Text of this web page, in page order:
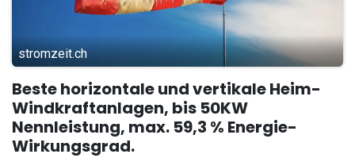
stromzeit.ch
Beste horizontale und vertikale Heim-
Windkraftanlagen, bis 50KW
Nennleistung, max. 59,3 % Energie-
Wirkungsgrad.